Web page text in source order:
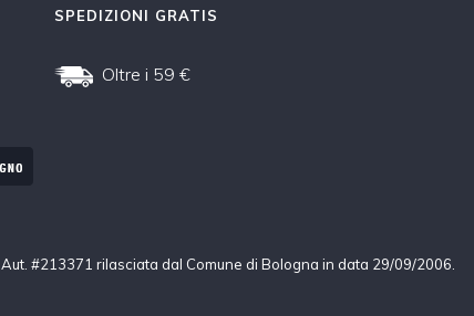
SPEDIZIONI GRATIS
Oltre i 59 €
Aut. #213371 rilasciata dal Comune di Bologna in data 29/09/2006.